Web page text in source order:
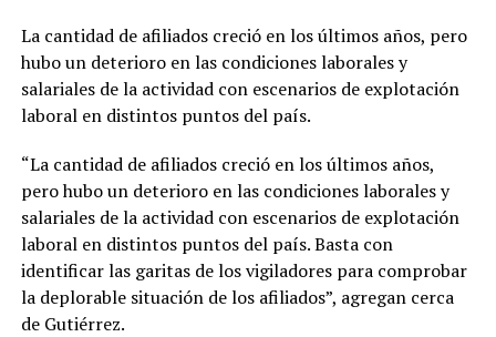
La cantidad de afiliados creció en los últimos años, pero
hubo un deterioro en las condiciones laborales y
salariales de la actividad con escenarios de explotación
laboral en distintos puntos del país.
“La cantidad de afiliados creció en los últimos años,
pero hubo un deterioro en las condiciones laborales y
salariales de la actividad con escenarios de explotación
laboral en distintos puntos del país. Basta con
identificar las garitas de los vigiladores para comprobar
la deplorable situación de los afiliados”, agregan cerca
de Gutiérrez.